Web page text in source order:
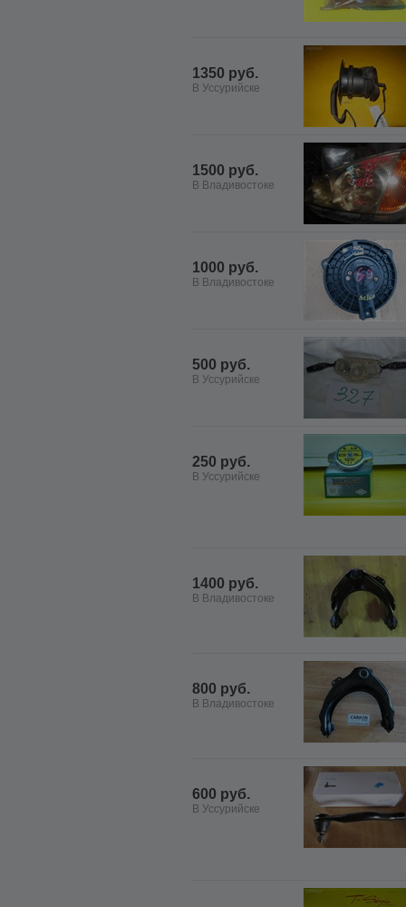
1350 руб.
В Уссурийске
1500 руб.
В Владивостоке
1000 руб.
В Владивостоке
500 руб.
В Уссурийске
250 руб.
В Уссурийске
1400 руб.
В Владивостоке
800 руб.
В Владивостоке
600 руб.
В Уссурийске